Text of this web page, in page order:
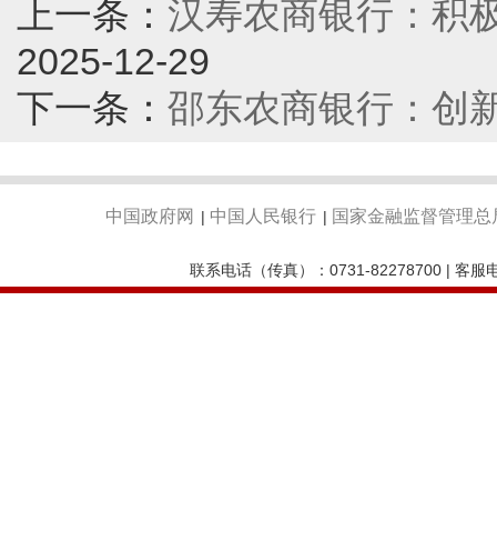
上一条： 汉寿农商银行：积
2025-12-29
下一条： 邵东农商银行：创
中国政府网 | 中国人民银行 | 国家金融监督管理总
联系电话（传真）：0731-82278700 | 客服